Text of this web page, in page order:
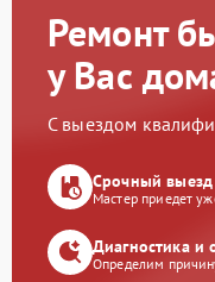
Ремонт
у Вас
С выездом
Срочный выезд
Мастер приедет
Диагностика и
Определим